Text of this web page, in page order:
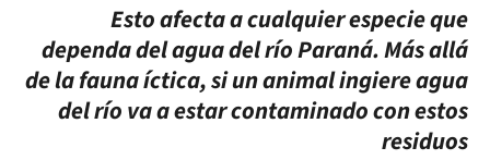
Esto afecta a cualquier especie que
dependa del agua del río Paraná. Más allá
de la fauna íctica, si un animal ingiere agua
del río va a estar contaminado con estos
residuos